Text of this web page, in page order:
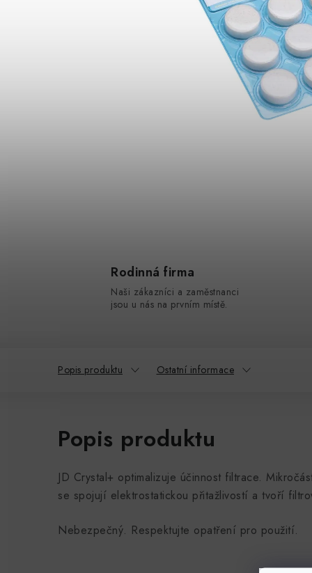
Rodinná firma
Naši zákazníci a zaměstnanci
jsou u nás na prvním místě.
Popis produktu Ostatní informace
Popis produktu
JD Crystal+ optimalizuje účinnost filtrace.
se spojují elektrostatickou přitažlivostí a tvoří
Nebezpečný. Respektujte opatření pro použití.